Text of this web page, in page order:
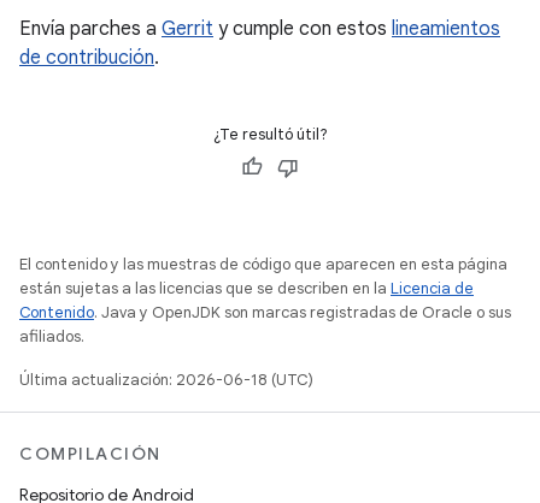
Envía parches a Gerrit y cumple con estos lineamientos
de contribución.
¿Te resultó útil?
El contenido y las muestras de código que aparecen en esta página
están sujetas a las licencias que se describen en la Licencia de
Contenido. Java y OpenJDK son marcas registradas de Oracle o sus
afiliados.
Última actualización: 2026-06-18 (UTC)
COMPILACIÓN
Repositorio de Android